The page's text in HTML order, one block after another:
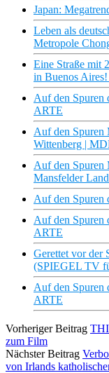
Japan:
Leben als
Metropole
Eine Straße mit
in Buenos
Auf den Spuren
ARTE
Auf den Spuren
Wittenberg |
Auf den Spuren
Mansfelder
Auf den Spuren
Auf den Spuren
ARTE
Gerettet vor der
(SPIEGEL TV
Auf den Spuren
ARTE
Vorheriger Beitrag
zum Film
Nächster Beitrag
von Irlands